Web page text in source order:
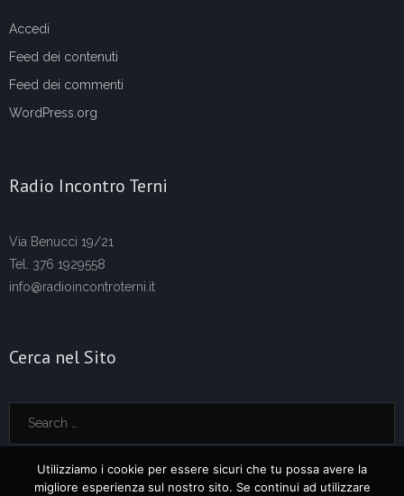
Accedi
Feed dei contenuti
Feed dei commenti
WordPress.org
Radio Incontro Terni
Via Benucci 19/21
Tel. 376 1929558
info@radioincontroterni.it
Cerca nel Sito
Utilizziamo i cookie per essere sicuri che tu possa avere la
migliore esperienza sul nostro sito. Se continui ad utilizzare